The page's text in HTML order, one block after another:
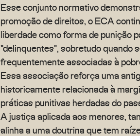
Esse conjunto normativo
promoção de direitos, o ECA
liberdade como forma de punição
"delinquentes", sobretudo quando
frequentemente associadas à
Essa associação reforça uma
historicamente relacionada à
práticas punitivas herdadas do
A justiça aplicada aos menores,
alinha a uma doutrina que tem